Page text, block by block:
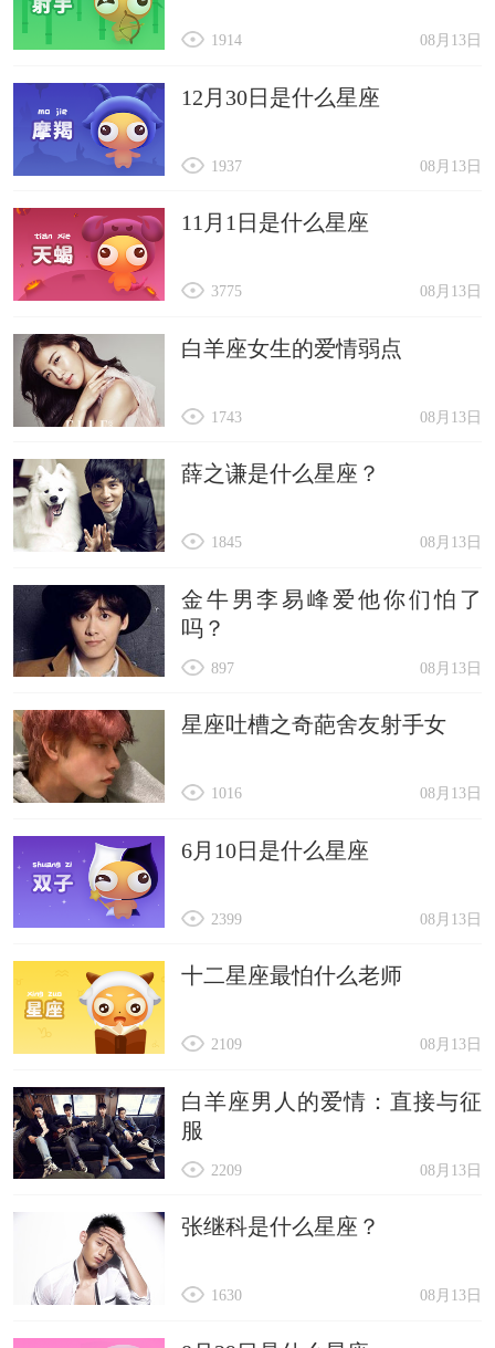
08月13日
1914
12月30日是什么星座
08月13日
1937
11月1日是什么星座
08月13日
3775
白羊座女生的爱情弱点
08月13日
1743
薛之谦是什么星座？
08月13日
1845
金牛男李易峰爱他你们怕了
吗？
08月13日
897
星座吐槽之奇葩舍友射手女
08月13日
1016
6月10日是什么星座
08月13日
2399
十二星座最怕什么老师
08月13日
2109
白羊座男人的爱情：直接与征
服
08月13日
2209
张继科是什么星座？
08月13日
1630